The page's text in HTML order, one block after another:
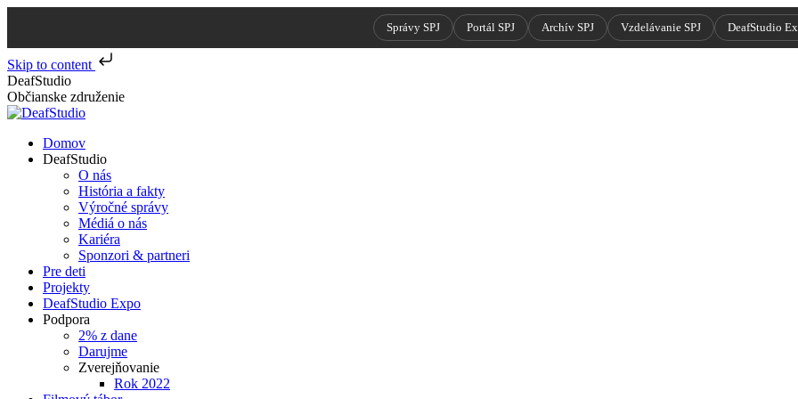
Správy SPJ Portál SPJ Archív SPJ Vzdelávanie SPJ DeafStudio
Skip to content
Skip
to
content
DeafStudio
Občianske združenie
Domov
DeafStudio
O nás
História a fakty
Výročné správy
Médiá o nás
Kariéra
Sponzori & partneri
Pre deti
Projekty
DeafStudio Expo
Podpora
2% z dane
Darujme
Zverejňovanie
Rok 2022